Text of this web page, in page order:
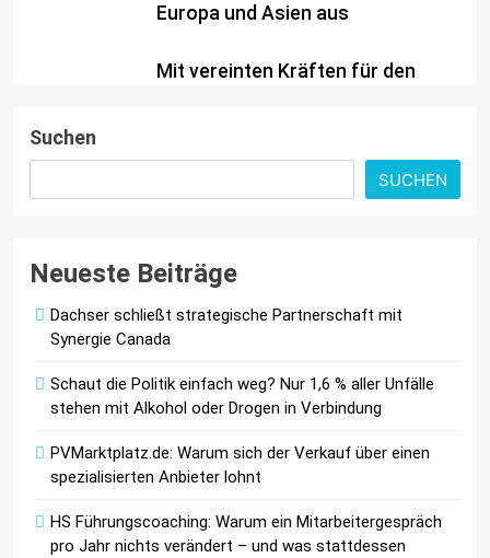
Europa und Asien aus
Mit vereinten Kräften für den
ADAC untersucht Ladeverluste
von E-Autos /
Suchen
SUCHEN
Neueste Beiträge
Dachser schließt strategische Partnerschaft mit
Synergie Canada
Schaut die Politik einfach weg? Nur 1,6 % aller Unfälle
stehen mit Alkohol oder Drogen in Verbindung
PVMarktplatz.de: Warum sich der Verkauf über einen
spezialisierten Anbieter lohnt
HS Führungscoaching: Warum ein Mitarbeitergespräch
pro Jahr nichts verändert – und was stattdessen